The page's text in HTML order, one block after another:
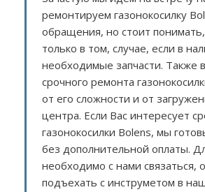
ремонтируем газонокосилку
обращения, но стоит
только в том, случае, если в
необходимые запчасти. Также
срочного ремонта
от его сложности и от
центра. Если Вас интересует
газонокосилки Bolens, мы
без дополнительной оплаты.
необходимо с нами связаться,
подъехать с инструметом в